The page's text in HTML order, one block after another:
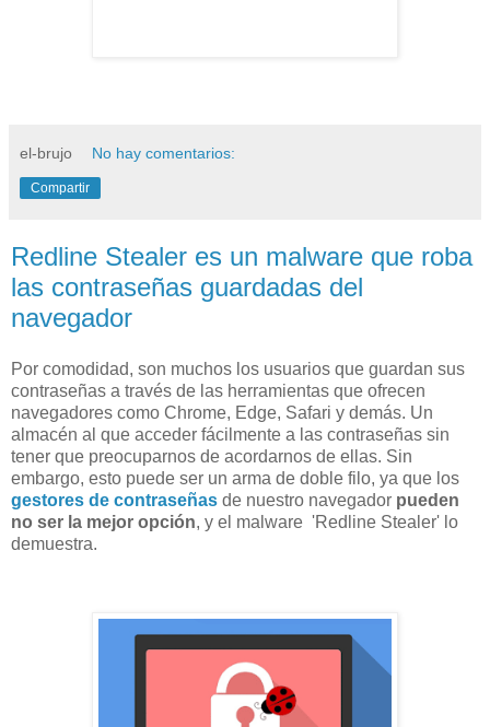
el-brujo No hay comentarios:
Compartir
Redline Stealer es un malware que roba
las contraseñas guardadas del
navegador
Por comodidad, son muchos los usuarios que guardan sus
contraseñas a través de las herramientas que ofrecen
navegadores como Chrome, Edge, Safari y demás. Un
almacén al que acceder fácilmente a las contraseñas sin
tener que preocuparnos de acordarnos de ellas. Sin
embargo, esto puede ser un arma de doble filo, ya que los
gestores de contraseñas de nuestro navegador pueden
no ser la mejor opción, y el malware 'Redline Stealer' lo
demuestra.